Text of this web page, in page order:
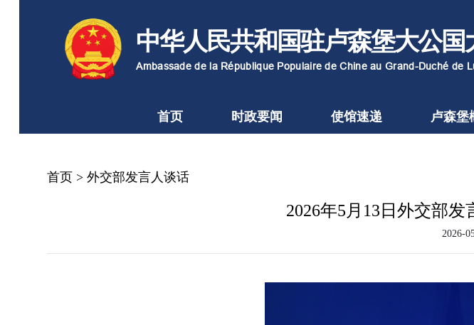
中华人民共和国驻卢森堡大公国
Ambassade de la République Populaire de Chine au Grand-Duché de
首页 时政要闻 使馆速递 卢森堡
首页> 外交部发言人谈话
2026年5月13日外交部
2026-